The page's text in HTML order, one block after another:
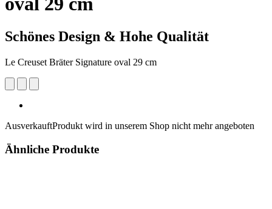
Schönes Design & Hohe Qualität
Le Creuset Bräter Signature oval 29 cm
AusverkauftProdukt wird in unserem Shop nicht mehr angeboten
Ähnliche Produkte